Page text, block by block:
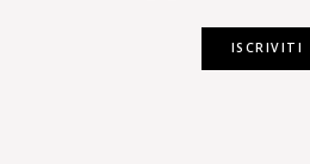
ISCRIVITI